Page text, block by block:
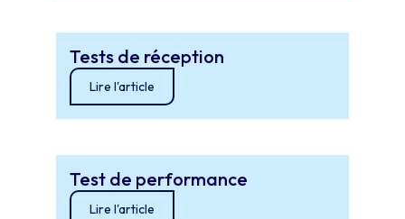
Tests de réception
Lire l'article
Test de performance
Lire l'article